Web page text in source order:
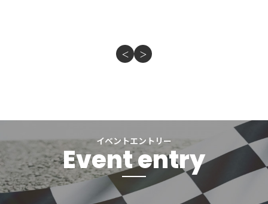
＜ ＞
イベントエントリー
Event entry